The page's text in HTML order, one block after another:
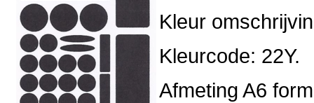
Kleur
Kleurcode: 22Y.
Afmeting A6